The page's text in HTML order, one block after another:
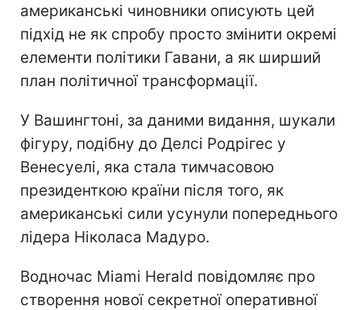
американські чиновники описують цей
підхід не як спробу просто змінити окремі
елементи політики Гавани, а як ширший
план політичної трансформації.
У Вашингтоні, за даними видання, шукали
фігуру, подібну до Делсі Родрігес у
Венесуелі, яка стала тимчасовою
президенткою країни після того, як
американські сили усунули попереднього
лідера Ніколаса Мадуро.
Водночас Miami Herald повідомляє про
створення нової секретної оперативної